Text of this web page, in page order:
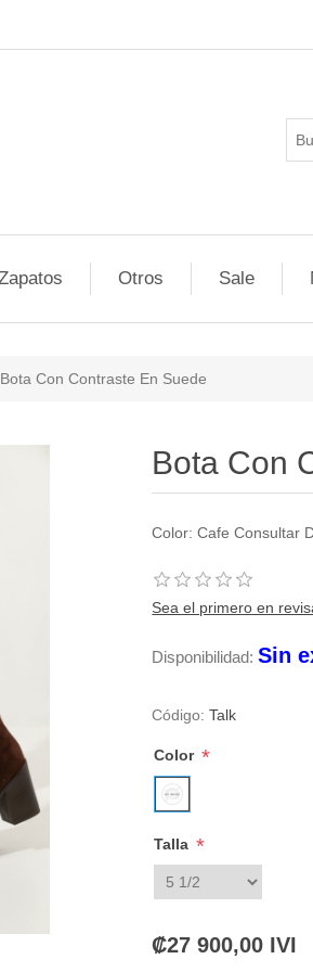
Otros Sale
Bota Con Contraste En Suede
Bota Con
Color: Cafe Consultar
Sea el primero en
Disponibilidad: Sin
Código: Talk
Color *
Talla *
₡27 900,00 IVI